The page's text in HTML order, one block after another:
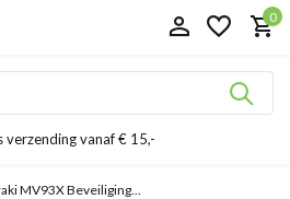
0
verzending vanaf € 15,-
MV93X Beveiliging...